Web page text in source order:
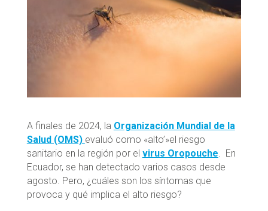
A finales de 2024, la Organización Mundial de la
Salud (OMS) evaluó como «alto’»el riesgo
sanitario en la región por el virus Oropouche. En
Ecuador, se han detectado varios casos desde
agosto. Pero, ¿cuáles son los síntomas que
provoca y qué implica el alto riesgo?